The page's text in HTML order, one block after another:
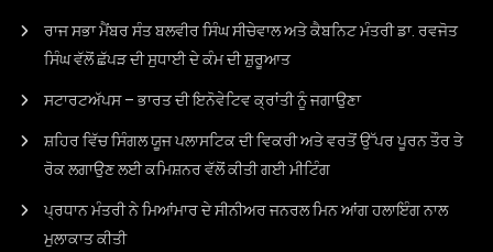
ਰਾਜ ਸਭਾ ਮੈਂਬਰ ਸੰਤ ਬਲਵੀਰ ਸਿੰਘ ਸੀਚੇਵਾਲ ਅਤੇ ਕੈਬਨਿਟ ਮੰਤਰੀ ਡਾ. ਰਵਜੋਤ
ਸਿੰਘ ਵੱਲੋਂ ਛੱਪੜ ਦੀ ਸੁਧਾਈ ਦੇ ਕੰਮ ਦੀ ਸ਼ੁਰੂਆਤ
ਸਟਾਰਟਅੱਪਸ – ਭਾਰਤ ਦੀ ਇਨੋਵੇਟਿਵ ਕ੍ਰਾਂਤੀ ਨੂੰ ਜਗਾਉਣਾ
ਸ਼ਹਿਰ ਵਿੱਚ ਸਿੰਗਲ ਯੂਜ ਪਲਾਸਟਿਕ ਦੀ ਵਿਕਰੀ ਅਤੇ ਵਰਤੋਂ ਉੱਪਰ ਪੂਰਨ ਤੌਰ ਤੇ
ਰੋਕ ਲਗਾਉਣ ਲਈ ਕਮਿਸ਼ਨਰ ਵੱਲੋਂ ਕੀਤੀ ਗਈ ਮੀਟਿੰਗ
ਪ੍ਰਧਾਨ ਮੰਤਰੀ ਨੇ ਮਿਆਂਮਾਰ ਦੇ ਸੀਨੀਅਰ ਜਨਰਲ ਮਿਨ ਆਂਗ ਹਲਾਇੰਗ ਨਾਲ
ਮੁਲਾਕਾਤ ਕੀਤੀ